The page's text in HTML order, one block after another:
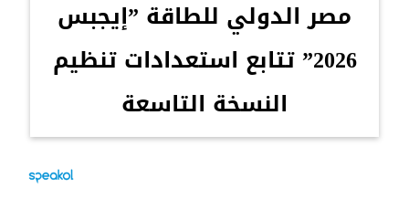
مصر الدولي للطاقة ”إيجبس
2026” تتابع استعدادات تنظيم
النسخة التاسعة